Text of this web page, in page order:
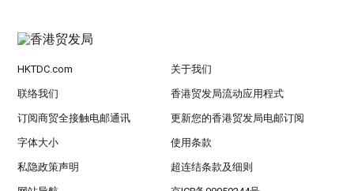
HKTDC.com 关于我们
联络我们 香港贸发局流动应用程式
订阅商贸全接触电邮通讯 更新您的香港贸发局电邮订阅
字体大小 使用条款
私隐政策声明 超连结条款及细则